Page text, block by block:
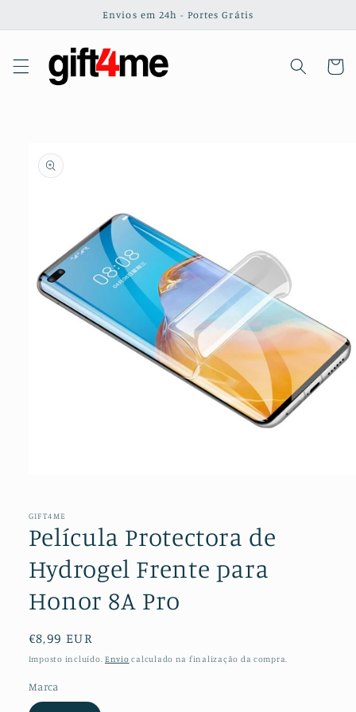
conteúdo
Envios em 24h - Portes Grátis
informação
do produto
1
modal
GIFT4ME
Película Protectora de
Hydrogel Frente para
Honor 8A Pro
Preço
normal
€8,99 EUR
Imposto incluído. Envio calculado na finalização da compra.
Marca